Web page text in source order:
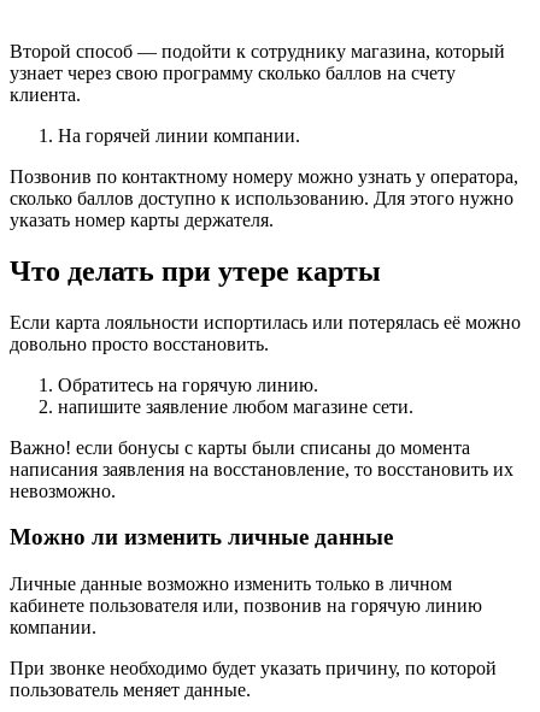
Второй способ — подойти к сотруднику магазина, который
узнает через свою программу сколько баллов на счету
клиента.
На горячей линии компании.
Позвонив по контактному номеру можно узнать у оператора,
сколько баллов доступно к использованию. Для этого нужно
указать номер карты держателя.
Что делать при утере карты
Если карта лояльности испортилась или потерялась её можно
довольно просто восстановить.
Обратитесь на горячую линию.
напишите заявление любом магазине сети.
Важно! если бонусы с карты были списаны до момента
написания заявления на восстановление, то восстановить их
невозможно.
Можно ли изменить личные данные
Личные данные возможно изменить только в личном
кабинете пользователя или, позвонив на горячую линию
компании.
При звонке необходимо будет указать причину, по которой
пользователь меняет данные.